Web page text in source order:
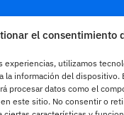
el consentimiento
experiencias, utilizamos
la información del
procesar datos como el
este sitio. No consentir o